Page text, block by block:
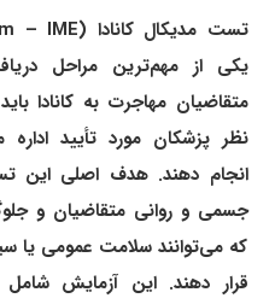
یکی از مهم‌ترین مراحل
متقاضیان مهاجرت به کانادا
انجام دهند. هدف اصلی این
جسمی و روانی متقاضیان و
که می‌توانند سلامت عمومی یا
قرار دهند. این آزمایش